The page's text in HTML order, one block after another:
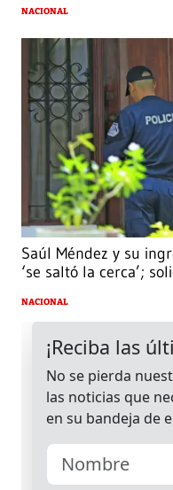
NACIONAL
Saúl Méndez y su
‘se saltó la cerca’;
NACIONAL